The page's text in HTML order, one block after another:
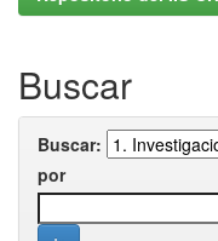
Buscar
Buscar:
por